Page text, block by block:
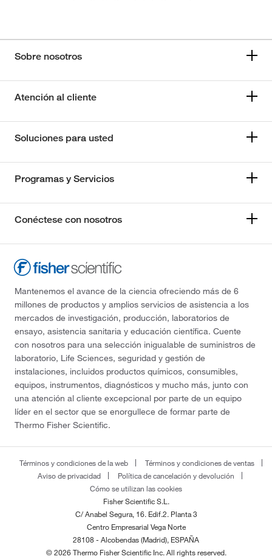
Sobre nosotros
Atención al cliente
Soluciones para usted
Programas y Servicios
Conéctese con nosotros
Mantenemos el avance de la ciencia ofreciendo más de 6
millones de productos y amplios servicios de asistencia a los
mercados de investigación, producción, laboratorios de
ensayo, asistencia sanitaria y educación científica. Cuente
con nosotros para una selección inigualable de suministros de
laboratorio, Life Sciences, seguridad y gestión de
instalaciones, incluidos productos químicos, consumibles,
equipos, instrumentos, diagnósticos y mucho más, junto con
una atención al cliente excepcional por parte de un equipo
líder en el sector que se enorgullece de formar parte de
Thermo Fisher Scientific.
Términos y condiciones de la web
Términos y condiciones de ventas
Aviso de privacidad
Política de cancelación y devolución
Cómo se utilizan las cookies
Fisher Scientific S.L.
C/ Anabel Segura, 16. Edif.2. Planta 3
Centro Empresarial Vega Norte
28108 - Alcobendas (Madrid), ESPAÑA
© 2026 Thermo Fisher Scientific Inc. All rights reserved.